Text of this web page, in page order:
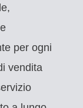
per ogni
vendita